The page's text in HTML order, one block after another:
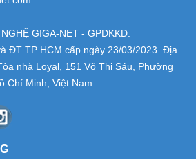
GIGA-NET - GPDKKD:
ĐT TP HCM cấp ngày 23/03/2023. Địa
nhà Loyal, 151 Võ Thị Sáu, Phường
Chí Minh, Việt Nam